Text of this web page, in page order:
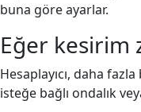
buna göre ayarlar.
Eğer kesirim
Hesaplayıcı, daha
isteğe bağlı ondalık